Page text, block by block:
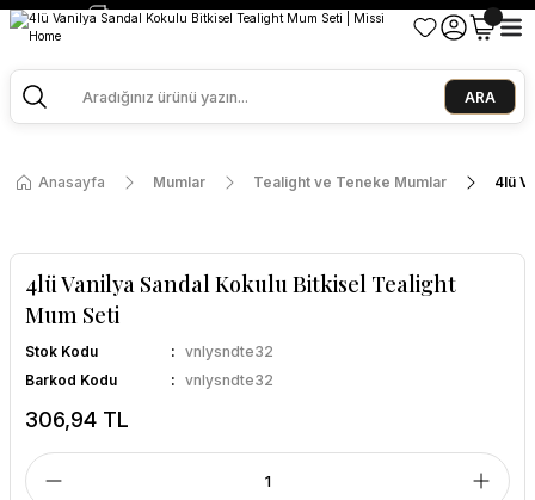
2500 TL ve Üzeri Alışverişlerde Kargo Bedava!
Missi Kokularda 3 Al 2 Öde
ARA
Anasayfa Mumlar Tealight ve Teneke Mumlar 4lü
4lü Vanilya Sandal Kokulu Bitkisel Tealight
Mum Seti
Stok Kodu
vnlysndte32
Barkod Kodu
vnlysndte32
306,94 TL